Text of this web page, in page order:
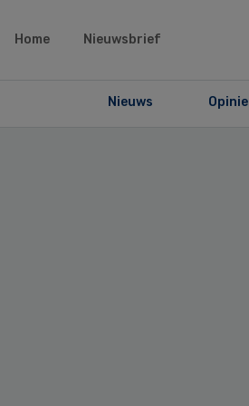
Home Nieuwsbrief
Nieuws Opinie